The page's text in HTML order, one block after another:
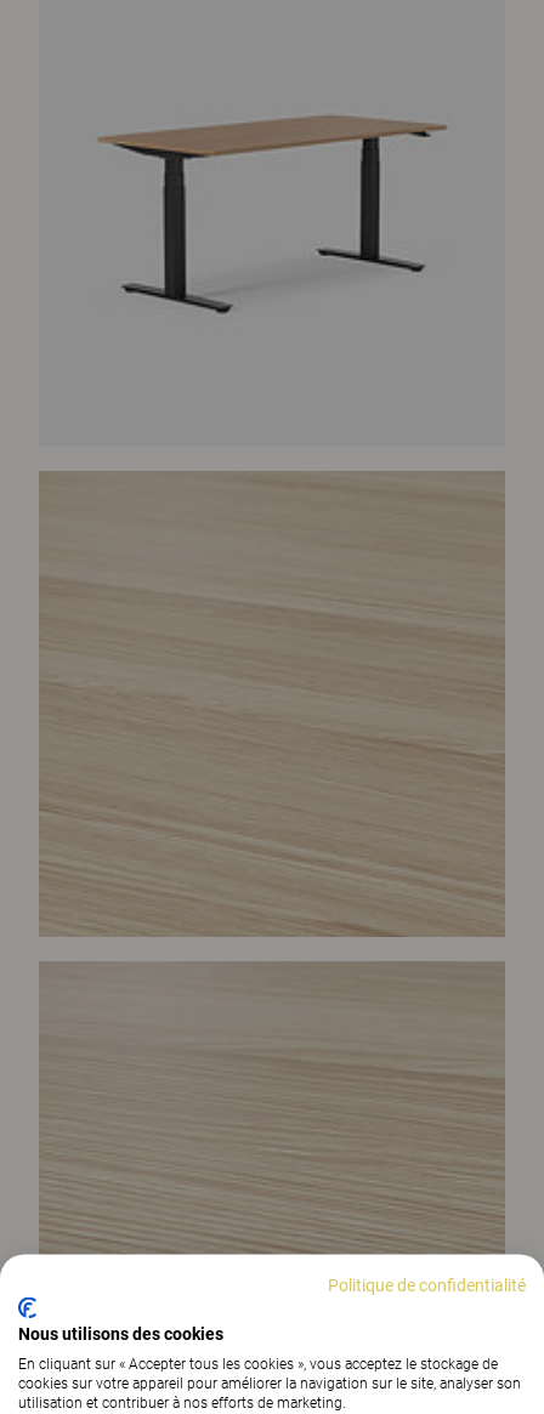
Politique de confidentialité
Nous utilisons des cookies
En cliquant sur « Accepter tous les cookies », vous acceptez le stockage de
cookies sur votre appareil pour améliorer la navigation sur le site, analyser son
utilisation et contribuer à nos efforts de marketing.